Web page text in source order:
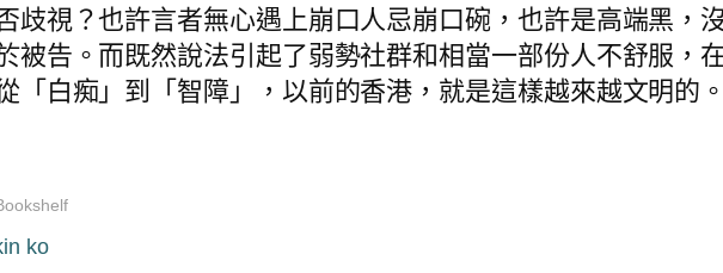
歧視？也許言者無心遇上崩口人忌崩口碗，也許是高端黑，
被告。而既然說法引起了弱勢社群和相當一部份人不舒服，
「白痴」到「智障」，以前的香港，就是這樣越來越文明的